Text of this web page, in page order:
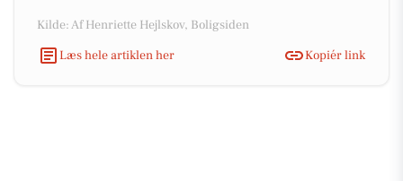
Kilde: Af Henriette Hejlskov, Boligsiden
Læs hele artiklen her
Kopiér link